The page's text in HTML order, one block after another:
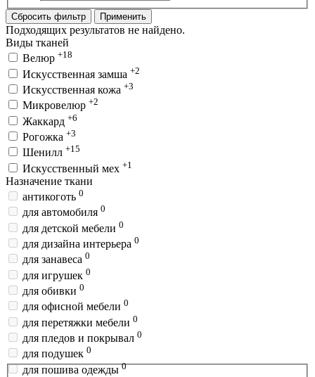
Сбросить фильтр Применить
Подходящих результатов не найдено.
Виды тканей
Велюр +18
Искусственная замша +2
Искусственная кожа +3
Микровелюр +2
Жаккард +6
Рогожка +3
Шенилл +15
Искусственный мех +1
Назначение ткани
антикоготь 0
для автомобиля 0
для детской мебели 0
для дизайна интерьера 0
для занавеса 0
для игрушек 0
для обивки 0
для офисной мебели 0
для перетяжки мебели 0
для пледов и покрывал 0
для подушек 0
для пошива одежды 0